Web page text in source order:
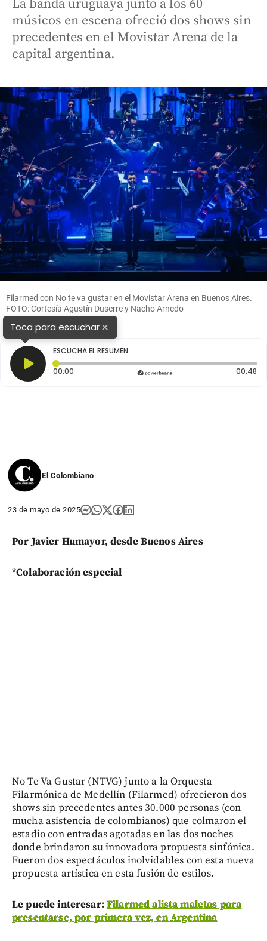
La banda uruguaya junto a los 60
músicos en escena ofreció dos shows sin
precedentes en el Movistar Arena de la
capital argentina.
Filarmed con No te va gustar en el Movistar Arena en Buenos Aires.
FOTO: Cortesía Agustín Duserre y Nacho Arnedo
Toca para escuchar×
ESCUCHA EL RESUMEN
00:00 Tiempo transcurrido: 0 segundos 00:48
El Colombiano
23 de mayo de 2025
Por Javier Humayor, desde Buenos Aires
*Colaboración especial
No Te Va Gustar (NTVG) junto a la Orquesta
Filarmónica de Medellín (Filarmed) ofrecieron dos
shows sin precedentes antes 30.000 personas (con
mucha asistencia de colombianos) que colmaron el
estadio con entradas agotadas en las dos noches
donde brindaron su innovadora propuesta sinfónica.
Fueron dos espectáculos inolvidables con esta nueva
propuesta artística en esta fusión de estilos.
Le puede interesar: Filarmed alista maletas para
presentarse, por primera vez, en Argentina